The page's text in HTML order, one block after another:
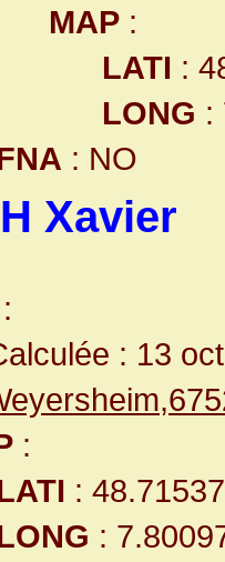
MAP :
LATI :
LONG :
: NO
Xavier
:
: 13
:
:
: